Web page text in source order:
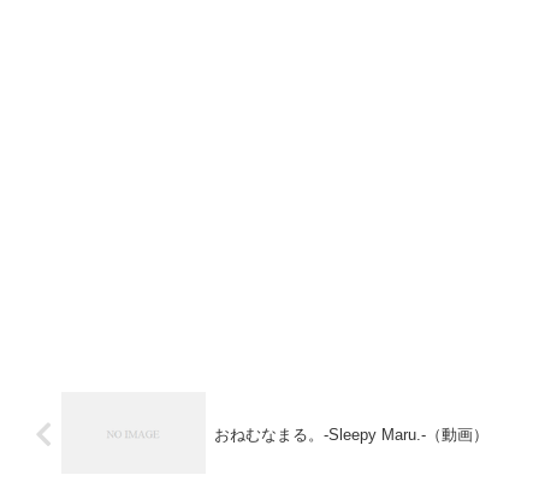
おねむなまる。-Sleepy Maru.-（動画）